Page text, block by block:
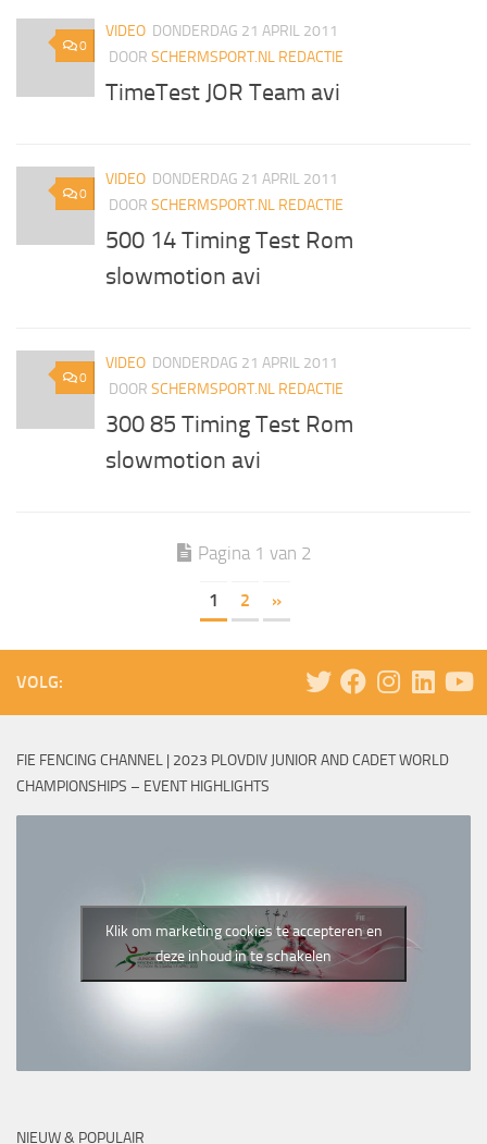
0
VIDEO DONDERDAG 21 APRIL 2011
DOOR SCHERMSPORT.NL REDACTIE
TimeTest JOR Team avi
0
VIDEO DONDERDAG 21 APRIL 2011
DOOR SCHERMSPORT.NL REDACTIE
500 14 Timing Test Rom
slowmotion avi
0
VIDEO DONDERDAG 21 APRIL 2011
DOOR SCHERMSPORT.NL REDACTIE
300 85 Timing Test Rom
slowmotion avi
Pagina 1 van 2
1 2 »
VOLG:
FIE FENCING CHANNEL | 2023 PLOVDIV JUNIOR AND CADET WORLD
CHAMPIONSHIPS – EVENT HIGHLIGHTS
Klik om marketing cookies te accepteren en
deze inhoud in te schakelen
NIEUW & POPULAIR